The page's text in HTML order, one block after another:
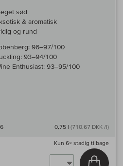
sød
& aromatisk
og rund
96–97/100
93–94/100
Enthusiast: 93–95/100
0,75 l (710,67 DKK /l)
Kun 6× stadig tilbage
Læg i